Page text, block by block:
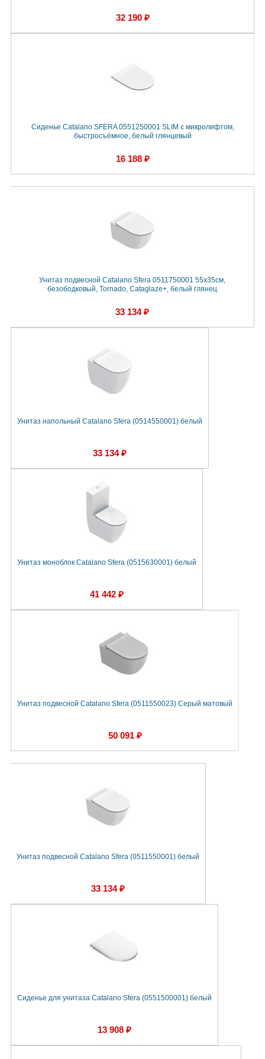
32 190 ₽
Сиденье Catalano SFERA 0551250001 SLIM с микролифтом,
быстросъёмное, белый глянцевый
16 188 ₽
Унитаз подвесной Catalano Sfera 0511750001 55х35см,
безободковый, Tornado, Cataglaze+, белый глянец
33 134 ₽
Унитаз напольный Catalano Sfera (0514550001) белый
33 134 ₽
Унитаз моноблок Catalano Sfera (0515630001) белый
41 442 ₽
Унитаз подвесной Catalano Sfera (0511550023) Серый матовый
50 091 ₽
Унитаз подвесной Catalano Sfera (0511550001) белый
33 134 ₽
Сиденье для унитаза Catalano Sfera (0551500001) белый
13 908 ₽